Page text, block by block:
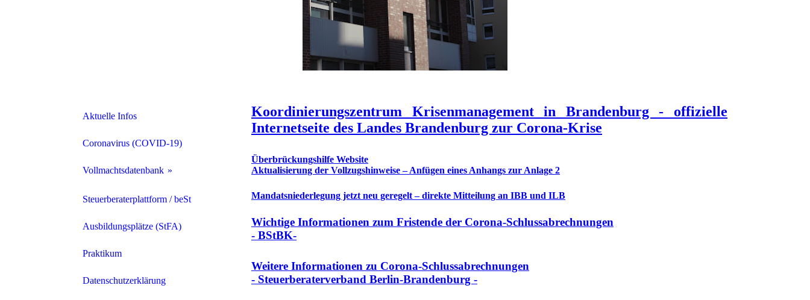
Aktuelle Infos
Coronavirus (COVID-19)
Vollmachtsdatenbank
VDB Archiv
Steuerberaterplattform / beSt
Ausbildungsplätze (StFA)
Praktikum
Datenschutzerklärung
Koordinierungszentrum Krisenmanagement in Brandenburg - offizielle
Internetseite des Landes Brandenburg zur Corona-Krise
Überbrückungshilfe Website
Aktualisierung der Vollzugshinweise – Anfügen eines Anhangs zur Anlage 2
Mandatsniederlegung jetzt neu geregelt – direkte Mitteilung an IBB und ILB
Wichtige Informationen zum Fristende der Corona-Schlussabrechnungen
- BStBK-
Weitere Informationen zu Corona-Schlussabrechnungen
- Steuerberaterverband Berlin-Brandenburg -